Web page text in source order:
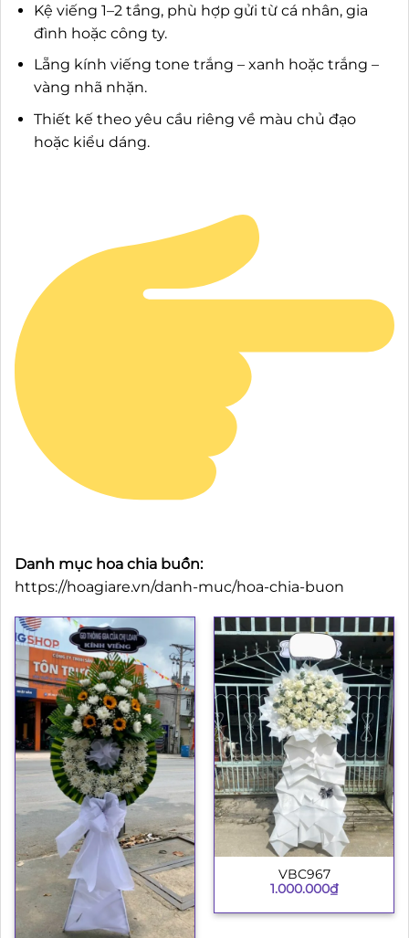
Kệ viếng 1–2 tầng, phù hợp gửi từ cá nhân, gia
đình hoặc công ty.
Lẵng kính viếng tone trắng – xanh hoặc trắng –
vàng nhã nhặn.
Thiết kế theo yêu cầu riêng về màu chủ đạo
hoặc kiểu dáng.
Danh mục hoa chia buồn:
https://hoagiare.vn/danh-muc/hoa-chia-buon
VBC967
1.000.000₫